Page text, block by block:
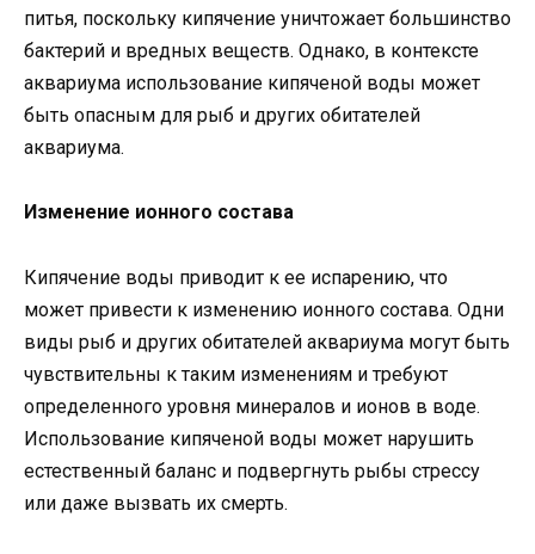
питья, поскольку кипячение уничтожает большинство
бактерий и вредных веществ. Однако, в контексте
аквариума использование кипяченой воды может
быть опасным для рыб и других обитателей
аквариума.
Изменение ионного состава
Кипячение воды приводит к ее испарению, что
может привести к изменению ионного состава. Одни
виды рыб и других обитателей аквариума могут быть
чувствительны к таким изменениям и требуют
определенного уровня минералов и ионов в воде.
Использование кипяченой воды может нарушить
естественный баланс и подвергнуть рыбы стрессу
или даже вызвать их смерть.